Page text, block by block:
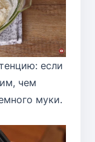
если
чем
муки.